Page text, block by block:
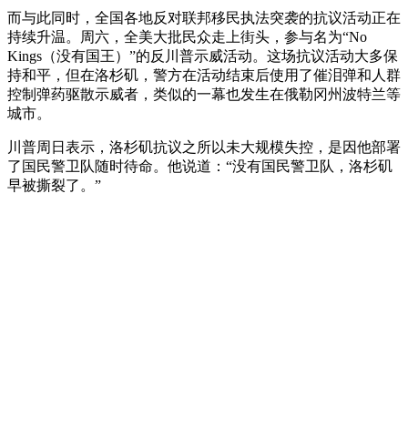
而与此同时，全国各地反对联邦移民执法突袭的抗议活动正在
持续升温。周六，全美大批民众走上街头，参与名为“No
Kings（没有国王）”的反川普示威活动。这场抗议活动大多保
持和平，但在洛杉矶，警方在活动结束后使用了催泪弹和人群
控制弹药驱散示威者，类似的一幕也发生在俄勒冈州波特兰等
城市。
川普周日表示，洛杉矶抗议之所以未大规模失控，是因他部署
了国民警卫队随时待命。他说道：“没有国民警卫队，洛杉矶
早被撕裂了。”